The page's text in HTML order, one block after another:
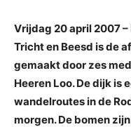
Vrijdag 20 april 2007 –
Tricht en Beesd is de
gemaakt door zes
Heeren Loo. De dijk is
wandelroutes in de
morgen. De bomen